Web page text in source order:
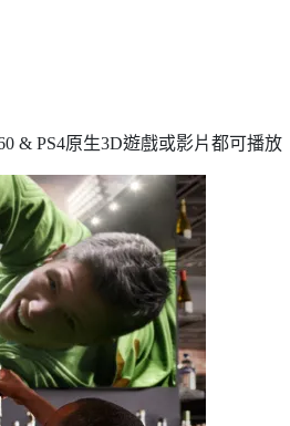
& PS4原生3D遊戲或影片都可播放